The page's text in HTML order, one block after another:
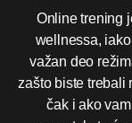
Online trening
wellnessa,
važan deo
zašto biste trebali
čak i ako